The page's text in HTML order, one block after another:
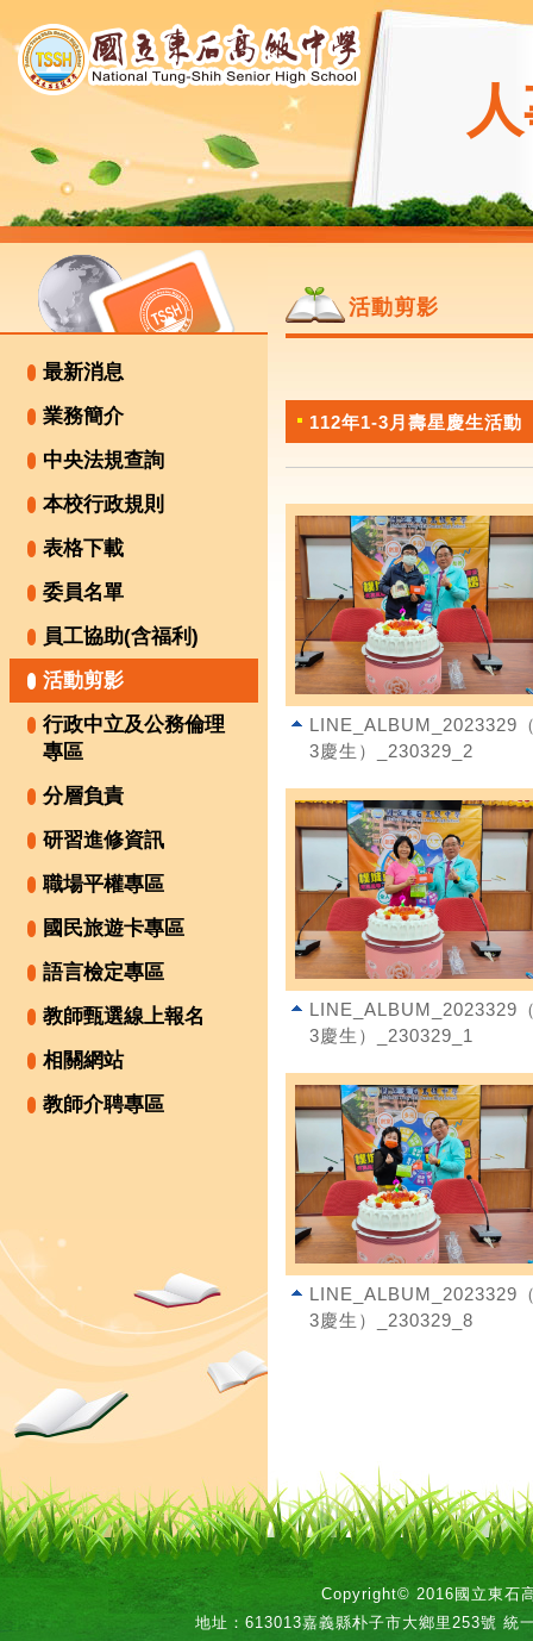
最新消息
業務簡介
中央法規查詢
本校行政規則
表格下載
委員名單
員工協助(含福利)
活動剪影
行政中立及公務倫理
專區
分層負責
研習進修資訊
職場平權專區
國民旅遊卡專區
語言檢定專區
教師甄選線上報名
相關網站
教師介聘專區
活動剪影
112年1-3月壽星慶生活動
LINE_ALBUM_2023329
3慶生）_230329_2
LINE_ALBUM_2023329
3慶生）_230329_1
LINE_ALBUM_2023329
3慶生）_230329_8
Copyright© 2016國立東石
地址：613013嘉義縣朴子市大鄉里253號 統